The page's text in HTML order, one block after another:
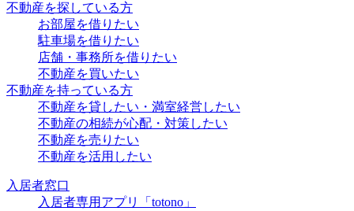
不動産を探している方
お部屋を借りたい
駐車場を借りたい
店舗・事務所を借りたい
不動産を買いたい
不動産を持っている方
不動産を貸したい・満室経営したい
不動産の相続が心配・対策したい
不動産を売りたい
不動産を活用したい
入居者窓口
入居者専用アプリ「totono」